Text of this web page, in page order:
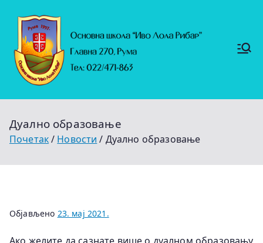
садржај
Основ
Лола
https://
vanje-
Дуално образовање
Почетак Новости Дуално образовање
Објављено 23. мај 2021.